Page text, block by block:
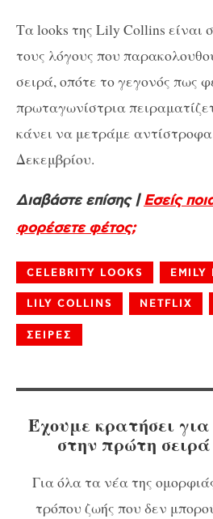
Τα looks της Lily Collins είναι
τους λόγους που
σειρά, οπότε το γεγονός πως
πρωταγωνίστρια
κάνει να μετράμε αντίστροφα
Δεκεμβρίου.
Διαβάστε επίσης |Εσείς
φορέσετε φέτος;
CELEBRITY LOOKS EMILY
LILY COLLINS NETFLIX
ΣΕΙΡΕΣ
Έχουμε κρατήσει
στην πρώτη
Για όλα τα νέα της
τρόπου ζωής που δεν